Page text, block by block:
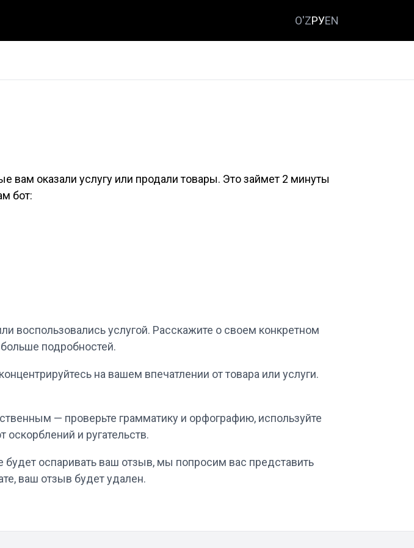
O'ZРУEN
вам оказали услугу или продали товары. Это займет 2 минуты
бот:
воспользовались услугой. Расскажите о своем конкретном
подробностей.
на вашем впечатлении от товара или услуги.
— проверьте грамматику и орфографию, используйте
и ругательств.
оспаривать ваш отзыв, мы попросим вас представить
ваш отзыв будет удален.